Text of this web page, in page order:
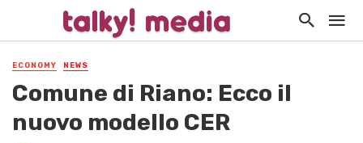
ECONOMY NEWS
Comune di Riano: Ecco il
nuovo modello CER